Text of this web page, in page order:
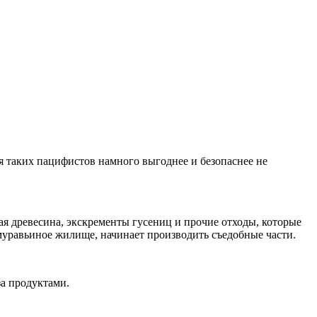
пацифистов намного выгоднее и безопаснее не
древесина, экскременты гусениц и прочие отходы, которые
жилище, начинает производить съедобные части.
продуктами.